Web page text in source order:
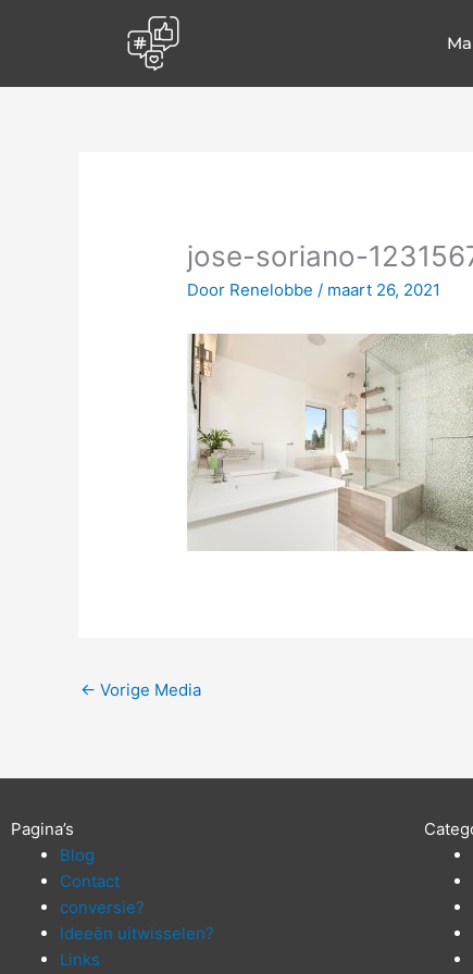
inhoud
jose-soriano-
Door Renelobbe/ maart 26, 2021
← Vorige Media
Pagina’s
Blog
Contact
conversie?
Ideeën uitwisselen?
Links